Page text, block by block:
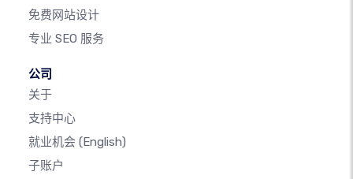
免费网站设计
专业 SEO 服务
公司
关于
支持中心
就业机会 (English)
子账户